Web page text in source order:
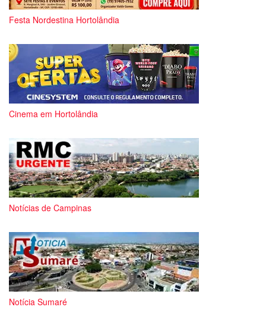
Festa Nordestina Hortolândia
Cinema em Hortolândia
Notícias de Campinas
Notícia Sumaré